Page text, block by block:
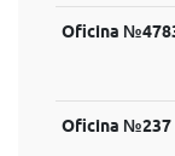
Oficina
Oficina №237